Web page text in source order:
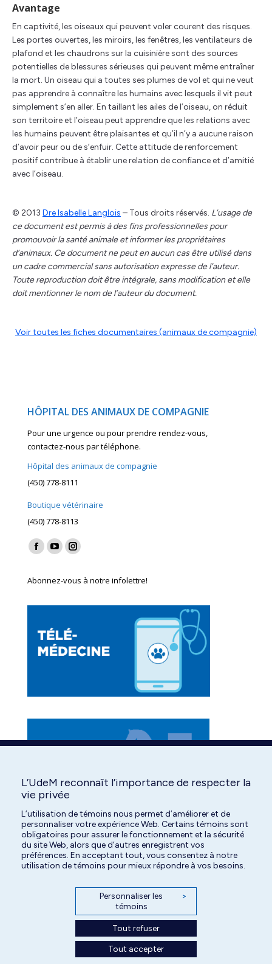
Avantage
En captivité, les oiseaux qui peuvent voler courent des risques.
Les portes ouvertes, les miroirs, les fenêtres, les ventilateurs de
plafond et les chaudrons sur la cuisinière sont des sources
potentielles de blessures sérieuses qui peuvent même entraîner
la mort. Un oiseau qui a toutes ses plumes de vol et qui ne veut
pas apprendre à connaître les humains avec lesquels il vit peut
simplement s’en aller. En taillant les ailes de l’oiseau, on réduit
son territoire et l’oiseau peut apprendre que les relations avec
les humains peuvent être plaisantes et qu’il n’y a aucune raison
d’avoir peur ou de s’enfuir. Cette attitude de renforcement
positif contribue à établir une relation de confiance et d’amitié
avec l’oiseau.
© 2013 Dre Isabelle Langlois – Tous droits réservés. L’usage de
ce document est permis à des fins professionnelles pour
promouvoir la santé animale et informer les propriétaires
d’animaux. Ce document ne peut en aucun cas être utilisé dans
un cadre commercial sans autorisation expresse de l’auteur.
Toute reproduction doit être intégrale, sans modification et elle
doit mentionner le nom de l’auteur du document.
Voir toutes les fiches documentaires (animaux de compagnie)
HÔPITAL DES ANIMAUX DE COMPAGNIE
Pour une urgence ou pour prendre rendez-vous,
contactez-nous par téléphone.
Hôpital des animaux de compagnie
(450) 778-8111
Boutique vétérinaire
(450) 778-8113
Find us on:
Facebook
opens
window
YouTube
opens
window
Instagram
opens
window
Abonnez-vous à notre infolettre!
L’UdeM reconnaît l’importance de respecter la
vie privée
L’utilisation de témoins nous permet d’améliorer et de
personnaliser votre expérience Web. Certains témoins sont
obligatoires pour assurer le fonctionnement et la sécurité
du site Web, alors que d’autres enregistrent vos
préférences. En acceptant tout, vous consentez à notre
utilisation de témoins pour mieux répondre à vos besoins.
Personnaliser les
témoins
>
Tout refuser
Tout accepter